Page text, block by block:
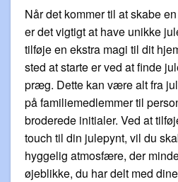
Når det kommer til at skabe
er det vigtigt at have unikke
tilføje en ekstra magi til dit
sted at starte er ved at finde
præg. Dette kan være alt fra
på familiemedlemmer til
broderede initialer. Ved at
touch til din julepynt, vil du
hyggelig atmosfære, der
øjeblikke, du har delt med